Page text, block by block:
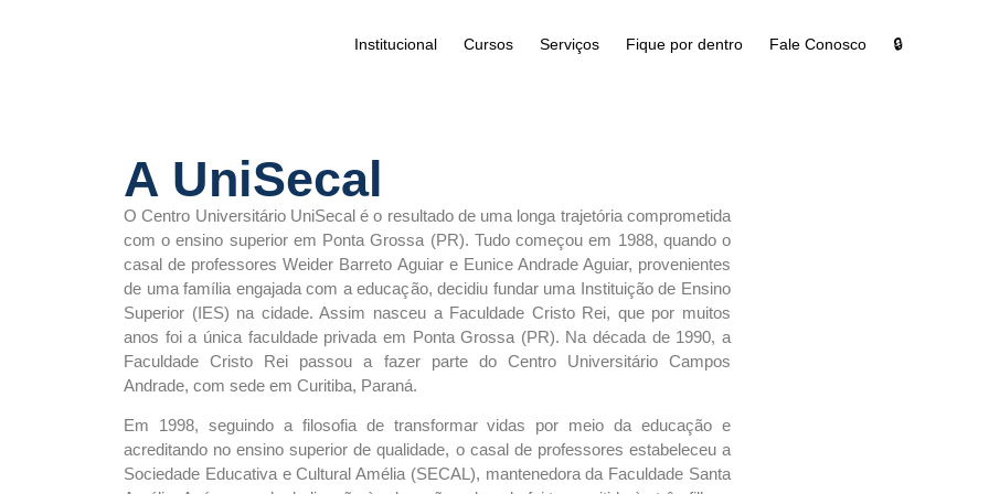
Institucional Cursos Serviços Fique por dentro Fale Conosco 🔒
A UniSecal
O Centro Universitário UniSecal é o resultado de uma longa trajetória comprometida
com o ensino superior em Ponta Grossa (PR). Tudo começou em 1988, quando o
casal de professores Weider Barreto Aguiar e Eunice Andrade Aguiar, provenientes
de uma família engajada com a educação, decidiu fundar uma Instituição de Ensino
Superior (IES) na cidade. Assim nasceu a Faculdade Cristo Rei, que por muitos
anos foi a única faculdade privada em Ponta Grossa (PR). Na década de 1990, a
Faculdade Cristo Rei passou a fazer parte do Centro Universitário Campos
Andrade, com sede em Curitiba, Paraná.
Em 1998, seguindo a filosofia de transformar vidas por meio da educação e
acreditando no ensino superior de qualidade, o casal de professores estabeleceu a
Sociedade Educativa e Cultural Amélia (SECAL), mantenedora da Faculdade Santa